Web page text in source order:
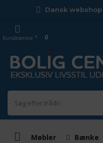
Dansk webshop
Kundeservice 0
Møbler Bænke